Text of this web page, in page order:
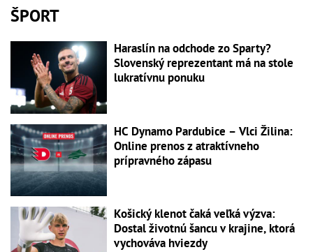
ŠPORT
Haraslín na odchode zo Sparty?
Slovenský reprezentant má na stole
lukratívnu ponuku
HC Dynamo Pardubice – Vlci Žilina:
Online prenos z atraktívneho
prípravného zápasu
Košický klenot čaká veľká výzva:
Dostal životnú šancu v krajine, ktorá
vychováva hviezdy